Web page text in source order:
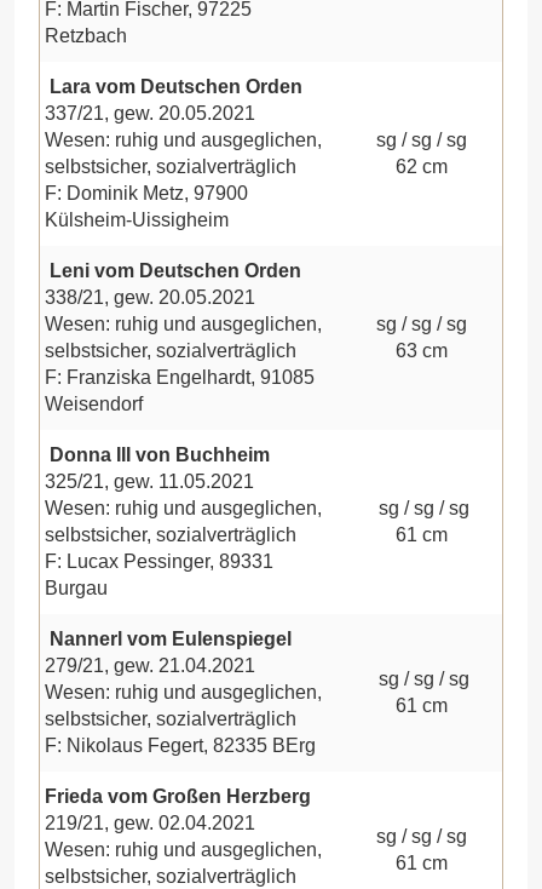
F: Martin Fischer, 97225
Retzbach
Lara vom Deutschen Orden
337/21, gew. 20.05.2021
Wesen: ruhig und ausgeglichen,
selbstsicher, sozialverträglich
F: Dominik Metz, 97900
Külsheim-Uissigheim
sg / sg / sg
62 cm
Leni vom Deutschen Orden
338/21, gew. 20.05.2021
Wesen: ruhig und ausgeglichen,
selbstsicher, sozialverträglich
F: Franziska Engelhardt, 91085
Weisendorf
sg / sg / sg
63 cm
Donna III von Buchheim
325/21, gew. 11.05.2021
Wesen: ruhig und ausgeglichen,
selbstsicher, sozialverträglich
F: Lucax Pessinger, 89331
Burgau
sg / sg / sg
61 cm
Nannerl vom Eulenspiegel
279/21, gew. 21.04.2021
Wesen: ruhig und ausgeglichen,
selbstsicher, sozialverträglich
F: Nikolaus Fegert, 82335 BErg
sg / sg / sg
61 cm
Frieda vom Großen Herzberg
219/21, gew. 02.04.2021
Wesen: ruhig und ausgeglichen,
selbstsicher, sozialverträglich
sg / sg / sg
61 cm